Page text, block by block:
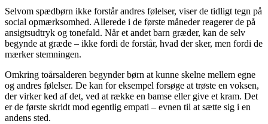
Selvom spædbørn ikke forstår andres følelser, viser de tidligt tegn på
social opmærksomhed. Allerede i de første måneder reagerer de på
ansigtsudtryk og tonefald. Når et andet barn græder, kan de selv
begynde at græde – ikke fordi de forstår, hvad der sker, men fordi de
mærker stemningen.
Omkring toårsalderen begynder børn at kunne skelne mellem egne
og andres følelser. De kan for eksempel forsøge at trøste en voksen,
der virker ked af det, ved at række en bamse eller give et kram. Det
er de første skridt mod egentlig empati – evnen til at sætte sig i en
andens sted.